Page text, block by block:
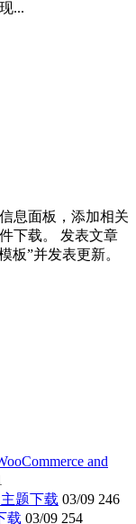
...
息面板，添加相关
下载。 发表文章
板”并发表更新。
and
题下载 03/09 246
载 03/09 254